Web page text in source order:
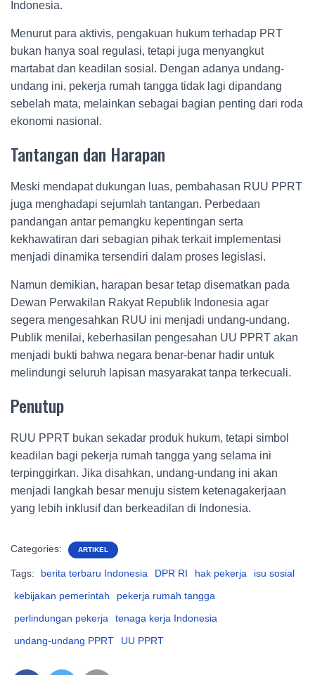
Indonesia.
Menurut para aktivis, pengakuan hukum terhadap PRT
bukan hanya soal regulasi, tetapi juga menyangkut
martabat dan keadilan sosial. Dengan adanya undang-
undang ini, pekerja rumah tangga tidak lagi dipandang
sebelah mata, melainkan sebagai bagian penting dari roda
ekonomi nasional.
Tantangan dan Harapan
Meski mendapat dukungan luas, pembahasan RUU PPRT
juga menghadapi sejumlah tantangan. Perbedaan
pandangan antar pemangku kepentingan serta
kekhawatiran dari sebagian pihak terkait implementasi
menjadi dinamika tersendiri dalam proses legislasi.
Namun demikian, harapan besar tetap disematkan pada
Dewan Perwakilan Rakyat Republik Indonesia agar
segera mengesahkan RUU ini menjadi undang-undang.
Publik menilai, keberhasilan pengesahan UU PPRT akan
menjadi bukti bahwa negara benar-benar hadir untuk
melindungi seluruh lapisan masyarakat tanpa terkecuali.
Penutup
RUU PPRT bukan sekadar produk hukum, tetapi simbol
keadilan bagi pekerja rumah tangga yang selama ini
terpinggirkan. Jika disahkan, undang-undang ini akan
menjadi langkah besar menuju sistem ketenagakerjaan
yang lebih inklusif dan berkeadilan di Indonesia.
Categories: ARTIKEL
Tags: berita terbaru Indonesia DPR RI hak pekerja
isu sosial
kebijakan pemerintah
pekerja rumah tangga
perlindungan pekerja
tenaga kerja Indonesia
undang-undang PPRT
UU PPRT